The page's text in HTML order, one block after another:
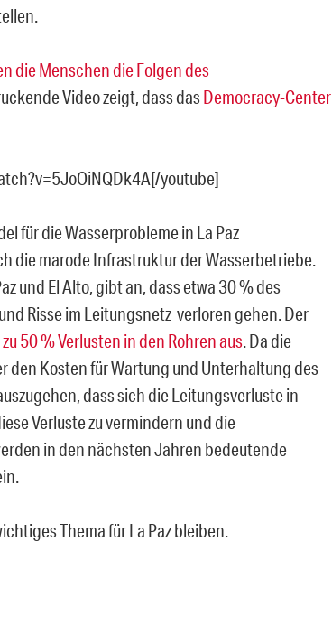
die Menschen die Folgen des
Video zeigt, dass dasDemocracy-Center
youtube]
für die Wasserprobleme in La Paz
die marode Infrastruktur der Wasserbetriebe.
und El Alto, gibt an, dass etwa 30 % des
Risse im Leitungsnetz verloren gehen. Der
50 % Verlusten in den Rohren aus. Da die
den Kosten für Wartung und Unterhaltung des
dass sich die Leitungsverluste in
Verluste zu vermindern und die
in den nächsten Jahren bedeutende
Thema für La Paz bleiben.